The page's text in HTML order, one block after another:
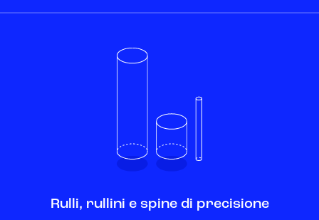
Rulli, rullini e spine di precisione